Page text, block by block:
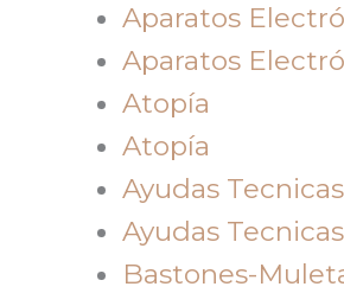
Aparatos
Aparatos
Atopía
Atopía
Ayudas Tecnicas
Ayudas Tecnicas
Bastones-